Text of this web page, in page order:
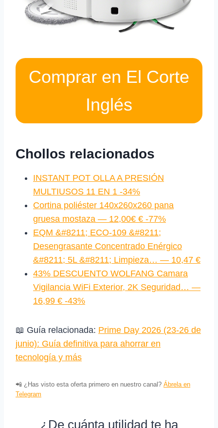
Comprar en El Corte
Inglés
Chollos relacionados
INSTANT POT OLLA A PRESIÓN
MULTIUSOS 11 EN 1 -34%
Cortina poliéster 140x260x260 pana
gruesa mostaza — 12,00€ € -77%
EQM &#8211; ECO-109 &#8211;
Desengrasante Concentrado Enérgico
&#8211; 5L &#8211; Limpieza… — 10,47 €
43% DESCUENTO WOLFANG Camara
Vigilancia WiFi Exterior, 2K Seguridad… —
16,99 € -43%
📖 Guía relacionada: Prime Day 2026 (23‑26 de
junio): Guía definitiva para ahorrar en
tecnología y más
📲 ¿Has visto esta oferta primero en nuestro canal? Ábrela en
Telegram
¿De cuánta utilidad te ha